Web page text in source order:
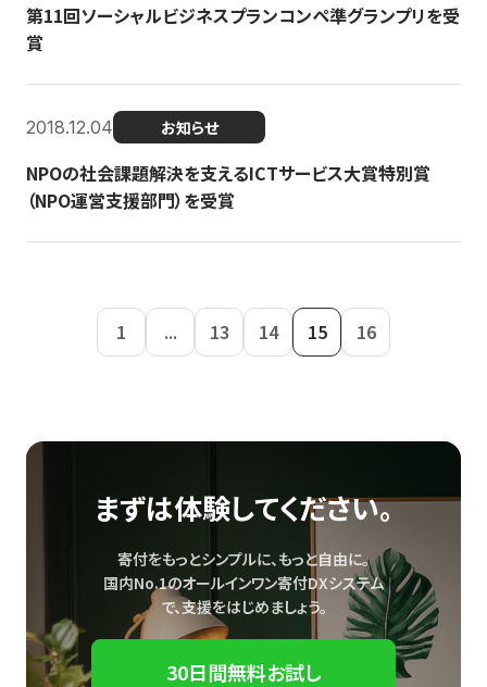
第11回ソーシャルビジネスプランコンペ準グランプリを受
賞
2018.12.04 お知らせ
NPOの社会課題解決を支えるICTサービス大賞特別賞
（NPO運営支援部門）を受賞
1 ... 13 14 15 16
まずは体験してください。
寄付をもっとシンプルに、もっと自由に。
国内No.1のオールインワン寄付DXシステム
で、支援をはじめましょう。
30日間無料お試し